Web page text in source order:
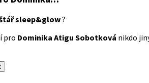
sleep&glow?
pro Dominika Atigu Sobotková nikdo